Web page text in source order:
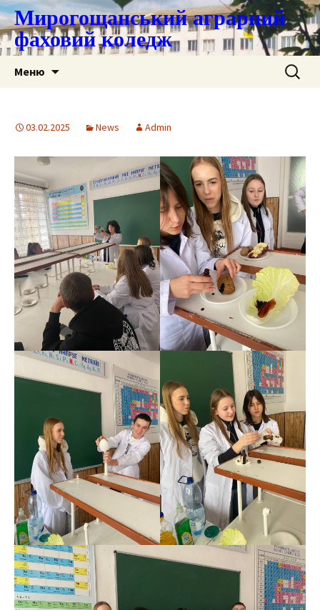
Мирогощанський аграрний
фаховий коледж
Меню Пошук:
03.02.2025 News Admin